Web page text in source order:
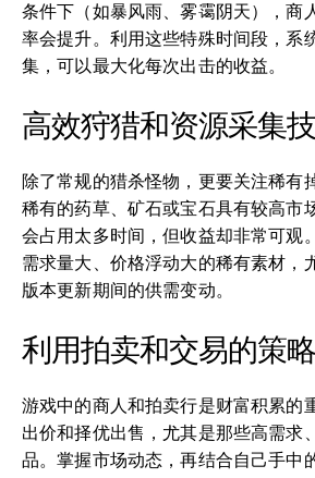
条件下（如暴风雨、雾霭阴天），商
率会提升。利用这些特殊时间段，系
集，可以最大化每次出击的收益。
高效狩猎和资源采集
除了常规的猎杀怪物，更要关注稀有
稀有的药草、矿石或宝石具有较高市
会占用太多时间，但收益却非常可观
需求量大、价格浮动大的稀有素材，
版本更新期间的供需变动。
利用拍卖和交易的策略
游戏中的商人和拍卖行是财富积累的
出价和择优出售，尤其是那些高需求
品。掌握市场动态，再结合自己手中